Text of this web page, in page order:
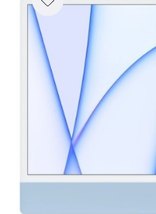
Контакты
Гарантия
Оплата
Доставка
Самовывоз